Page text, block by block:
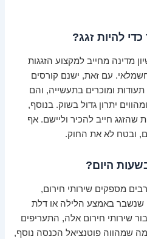
להיות זגג?
מדינה מחייב למקצוע הזגגות
עם זאת, ישנם קורסים
ומוכרים בתעשייה, והם
יתרון גדול בשוק. בנוסף,
שהזגג חייב להכיר וליישם. אף
ובטח לא את החוק.
היום?
מספקים שירותי חירום,
שנשבר באמצע הלילה או דלת
שירותי חירום אלה, התעריפים
שמהווה פוטנציאל הכנסה נוסף,